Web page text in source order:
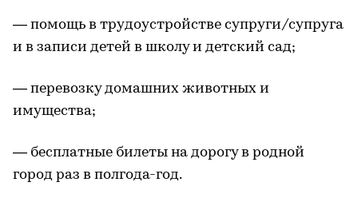
— помощь в трудоустройстве супруги/супруга
и в записи детей в школу и детский сад;
— перевозку домашних животных и
имущества;
— бесплатные билеты на дорогу в родной
город раз в полгода-год.